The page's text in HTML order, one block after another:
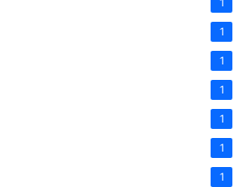
1
1
1
1
1
1
1